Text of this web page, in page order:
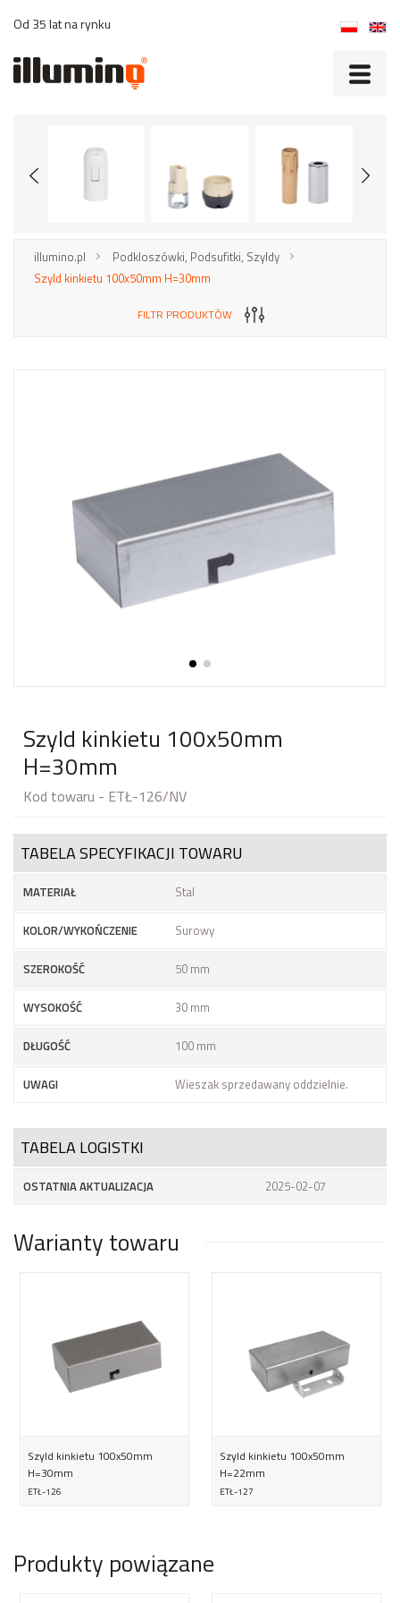
Od 35 lat na rynku
illumino.pl
Podkloszówki, Podsufitki, Szyldy
Szyld kinkietu 100x50mm H=30mm
FILTR PRODUKTÓW
Szyld kinkietu 100x50mm
H=30mm
Kod towaru - ETŁ-126/NV
TABELA SPECYFIKACJI TOWARU
MATERIAŁ Stal
KOLOR/WYKOŃCZENIE Surowy
SZEROKOŚĆ 50 mm
WYSOKOŚĆ 30 mm
DŁUGOŚĆ 100 mm
UWAGI Wieszak sprzedawany oddzielnie.
TABELA LOGISTKI
OSTATNIA AKTUALIZACJA 2025-02-07
Warianty towaru
Szyld kinkietu 100x50mm
H=30mm
ETŁ-126
Szyld kinkietu 100x50mm
H=22mm
ETŁ-127
Produkty powiązane